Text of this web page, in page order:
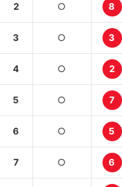
2 ○ 8
3 ○ 3
4 ○ 2
5 ○ 7
6 ○ 5
7 ○ 6